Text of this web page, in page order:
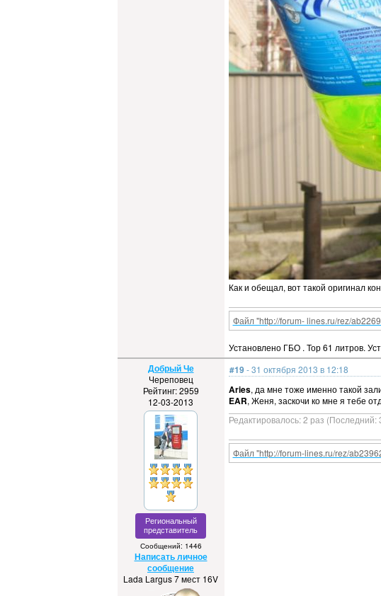
Как и обещал, вот такой оригинал
Файл "http://forum- lines.ru/rez/
Установлено ГБО . Тор 61 литров.
Добрый Че
Череповец
Рейтинг: 2959
12-03-2013
Региональный
представитель
Сообщений: 1446
Написать личное
сообщение
Lada Largus 7 мест 16V
#19- 31 октября 2013 в 12:18
Aries, да мне тоже именно такой
EAR, Женя, заскочи ко мне я тебе
Редактировалось: 2 раз (Последний:
Файл "http://forum-lines.ru/rez/